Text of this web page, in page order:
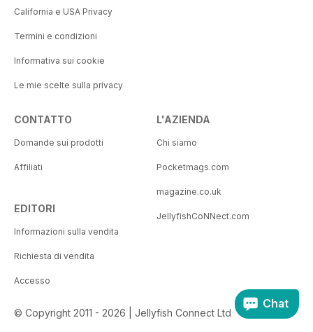
California e USA Privacy
Termini e condizioni
Informativa sui cookie
Le mie scelte sulla privacy
CONTATTO
Domande sui prodotti
Affiliati
EDITORI
Informazioni sulla vendita
Richiesta di vendita
Accesso
L'AZIENDA
Chi siamo
Pocketmags.com
magazine.co.uk
JellyfishCoNNect.com
© Copyright 2011 - 2026 | Jellyfish Connect Ltd
Chat